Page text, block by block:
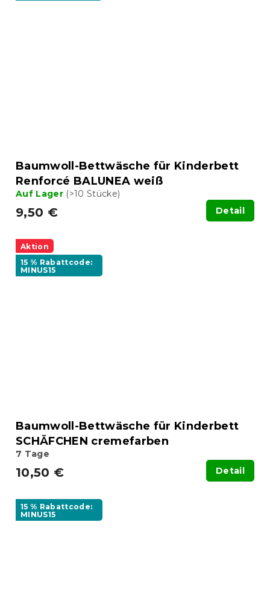
Baumwoll-Bettwäsche für Kinderbett
Renforcé BALUNEA weiß
Auf Lager (>10 Stücke)
9,50 € Detail
Aktion
15 % Rabattcode:
MINUS15
Baumwoll-Bettwäsche für Kinderbett
SCHÄFCHEN cremefarben
7 Tage
10,50 € Detail
15 % Rabattcode:
MINUS15